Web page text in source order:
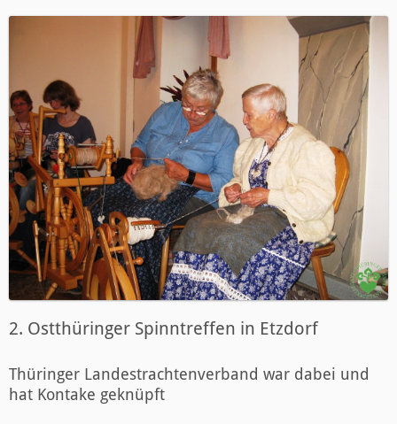
2. Ostthüringer Spinntreffen in Etzdorf
Thüringer Landestrachtenverband war dabei und
hat Kontake geknüpft